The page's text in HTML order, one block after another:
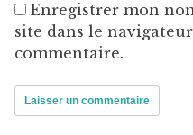
Enregistrer mon
site dans le
commentaire.